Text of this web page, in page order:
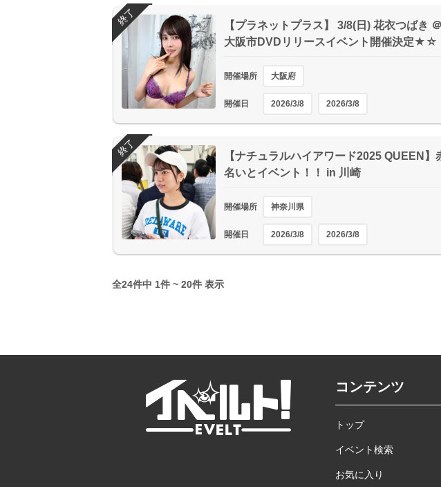
【プラネットプラス】 3/8(日) 花衣つばき ＠
大阪市DVDリリースイベント開催決定★☆
開催場所 大阪府
開催日 2026/3/8 2026/3/8
終了
【ナチュラルハイアワード2025 QUEEN】
名いとイベント！！ in 川崎
開催場所 神奈川県
開催日 2026/3/8 2026/3/8
終了
全24件中 1件 ~ 20件 表示
コンテンツ
トップ
イベント検索
お気に入り